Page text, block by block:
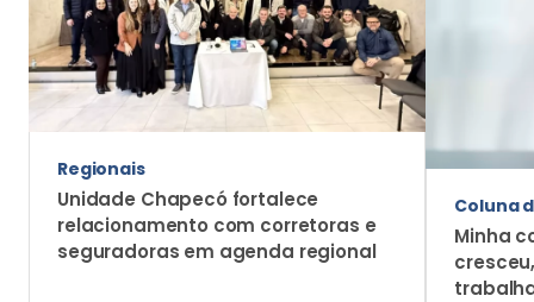
Regionais
Unidade Chapecó fortalece
relacionamento com corretoras e
seguradoras em agenda regional
Coluna
Minha